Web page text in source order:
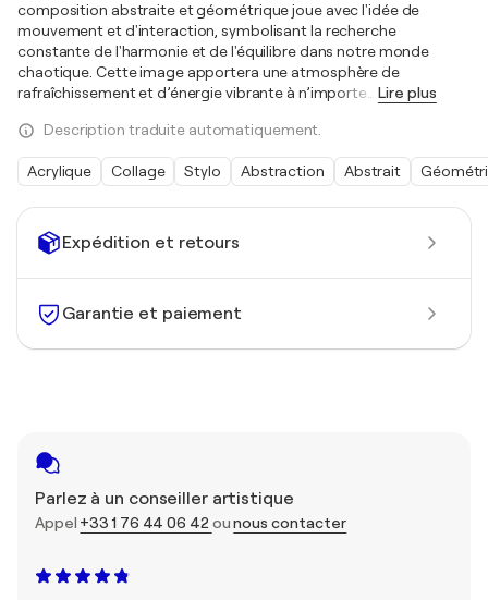
Expédition et retours
Garantie et paiement
Parlez à un conseiller artistique
Appel +33 1 76 44 06 42ounous contacter
composition abstraite et géométrique joue avec l'idée de
mouvement et d'interaction, symbolisant la recherche
constante de l'harmonie et de l'équilibre dans notre monde
chaotique. Cette image apportera une atmosphère de
rafraîchissement et d’énergie vibrante à n’importe… Lire plus
Description traduite automatiquement.
Acrylique Collage Stylo Abstraction Abstrait